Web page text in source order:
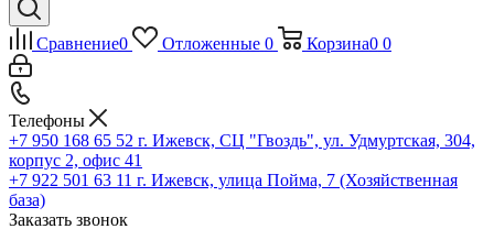
Сравнение0 Отложенные 0 Корзина0 0
Телефоны
+7 950 168 65 52 г. Ижевск, СЦ "Гвоздь", ул. Удмуртская, 304,
корпус 2, офис 41
+7 922 501 63 11 г. Ижевск, улица Пойма, 7 (Хозяйственная
база)
Заказать звонок